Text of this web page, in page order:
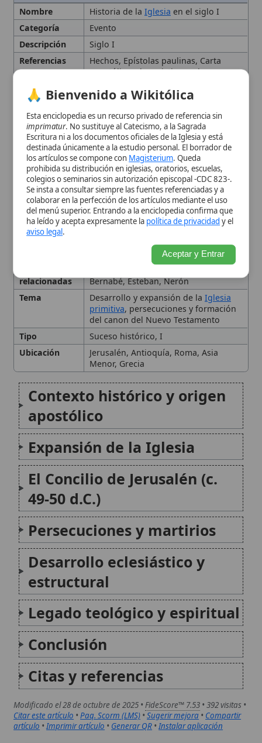
Eventos
relacionados
Concilio de Jerusalén(c. 49-50 d.C.)
Impacto
Histórico
Estableció la sucesión apostólica, la
jerarquía eclesial y el proceso de
canonizacióndelNuevo Testamento
Histórica
Lugar
Jerusalén, Antioquía, Roma, Asia
Menor, Grecia
Personas
relacionadas
Pedro,Santiago, Juan, Pablo,
Bernabé, Esteban, Nerón
Tema
Desarrollo y expansión de laIglesia
primitiva, persecuciones y formación
del canon del Nuevo Testamento
Tipo
Suceso histórico, I
Ubicación
Jerusalén, Antioquía, Roma, Asia
Menor, Grecia
Contexto histórico y origen
Expansión de la Iglesia
El Concilio de Jerusalén (c.
49-50 d.C.)
Persecuciones y martirios
Desarrollo eclesiástico y
estructural
Legado teológico y espiritual
Conclusión
Citas y referencias
Modificado el 28 de octubre de 2025 •
Citar este artículo•Paq. Scorm (LMS)• Sugerir mejora• Compartir
artículo•Imprimir artículo•Generar QR•Instalar aplicación
Historia de la Iglesia en el siglo II
El siglo II constituye una etapa decisiva para
la Iglesia cristiana, marcada por la
consolidación de su estructura jerárquica, la
expansión geográfica del Evangelio, la
defensa de la fe frente a herejías como el
gnosticismo y el marcionismo, y la...
Historia de la Iglesia en el siglo III
La Iglesia cristiana del siglo III vivió una
época de intensas pruebas y profundos
persecuciones imperiales, especialmente
bajo los emperadores Decio y Valeriano, la
comunidad cristiana se expandió, consolidó
Escritura ni a los documentos oficiales de la Iglesia y está
destinada únicamente a la estudio personal. El borrador de
los artículos se compone con
prohibida su distribución en iglesias, oratorios, escuelas,
colegios o seminarios sin autorización episcopal -CDC 823-.
Se insta a consultar siempre las fuentes referenciadas y a
colaborar en la perfección de los artículos mediante el uso
del menú superior. Entrando a la enciclopedia confirma que
aviso legal.
Aceptar y Entrar